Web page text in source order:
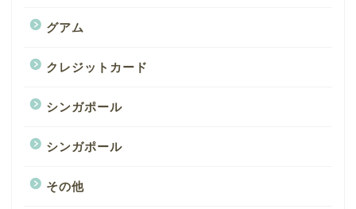
グアム
クレジットカード
シンガポール
シンガポール
その他